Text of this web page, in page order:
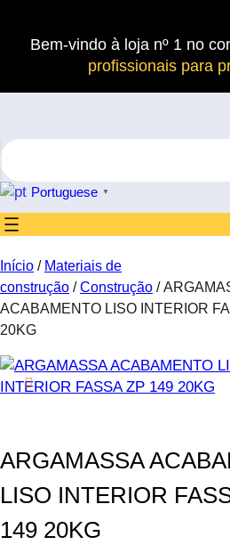
Bem-vindo à loja nº 1 no
profissionais para
S
e
a
r
c
Portuguese ▼
Início / Materiais de
construção /Construção /
ACABAMENTO LISO INTERIOR
20KG
ARGAMASSA
LISO INTERIOR
149 20KG